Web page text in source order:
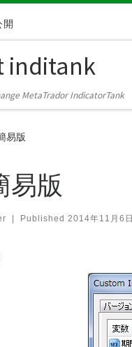
開
inditank
MetaTrador IndicatorTank
易版
易版
Published 2014年11月6日
navigation